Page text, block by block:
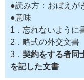
●読み方：おぼえが
●意味
1．忘れないように
2．略式の外交文書
3． 契約をする者同
を記した文書